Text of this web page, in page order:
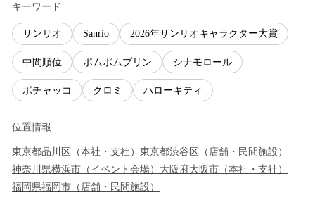
キーワード
サンリオ Sanrio 2026年サンリオキャラクター大賞
中間順位 ポムポムプリン シナモロール
ポチャッコ クロミ ハローキティ
位置情報
東京都品川区 （本社・支社 ） 東京都渋谷区 （ 店舗・民間施設 ）
神奈川県横浜市 （ イベント会場） 大阪府大阪市 （本社・支社 ）
福岡県福岡市 （ 店舗・民間施設 ）